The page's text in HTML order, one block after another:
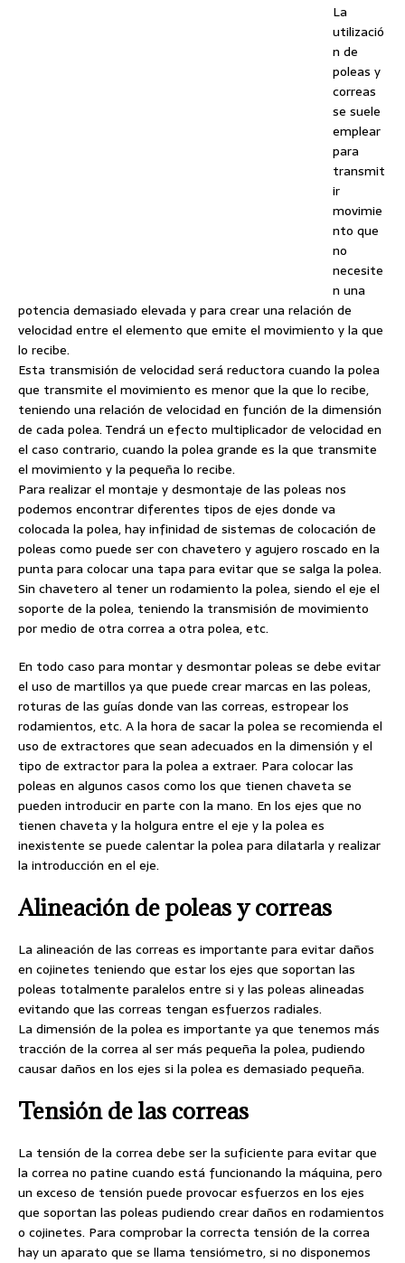
La
utilizació
n de
poleas y
correas
se suele
emplear
para
transmit
ir
movimie
nto que
no
necesite
n una
potencia demasiado elevada y para crear una relación de
velocidad entre el elemento que emite el movimiento y la que
lo recibe.
Esta transmisión de velocidad será reductora cuando la polea
que transmite el movimiento es menor que la que lo recibe,
teniendo una relación de velocidad en función de la dimensión
de cada polea. Tendrá un efecto multiplicador de velocidad en
el caso contrario, cuando la polea grande es la que transmite
el movimiento y la pequeña lo recibe.
Para realizar el montaje y desmontaje de las poleas nos
podemos encontrar diferentes tipos de ejes donde va
colocada la polea, hay infinidad de sistemas de colocación de
poleas como puede ser con chavetero y agujero roscado en la
punta para colocar una tapa para evitar que se salga la polea.
Sin chavetero al tener un rodamiento la polea, siendo el eje el
soporte de la polea, teniendo la transmisión de movimiento
por medio de otra correa a otra polea, etc.
En todo caso para montar y desmontar poleas se debe evitar
el uso de martillos ya que puede crear marcas en las poleas,
roturas de las guías donde van las correas, estropear los
rodamientos, etc. A la hora de sacar la polea se recomienda el
uso de extractores que sean adecuados en la dimensión y el
tipo de extractor para la polea a extraer. Para colocar las
poleas en algunos casos como los que tienen chaveta se
pueden introducir en parte con la mano. En los ejes que no
tienen chaveta y la holgura entre el eje y la polea es
inexistente se puede calentar la polea para dilatarla y realizar
la introducción en el eje.
Alineación de poleas y correas
La alineación de las correas es importante para evitar daños
en cojinetes teniendo que estar los ejes que soportan las
poleas totalmente paralelos entre si y las poleas alineadas
evitando que las correas tengan esfuerzos radiales.
La dimensión de la polea es importante ya que tenemos más
tracción de la correa al ser más pequeña la polea, pudiendo
causar daños en los ejes si la polea es demasiado pequeña.
Tensión de las correas
La tensión de la correa debe ser la suficiente para evitar que
la correa no patine cuando está funcionando la máquina, pero
un exceso de tensión puede provocar esfuerzos en los ejes
que soportan las poleas pudiendo crear daños en rodamientos
o cojinetes. Para comprobar la correcta tensión de la correa
hay un aparato que se llama tensiómetro, si no disponemos